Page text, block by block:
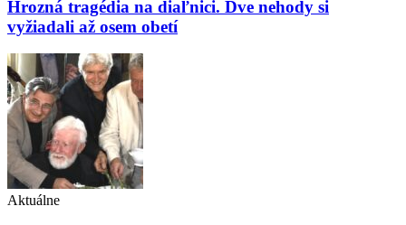
Hrozná tragédia na diaľnici. Dve nehody si
vyžiadali až osem obetí
Aktuálne